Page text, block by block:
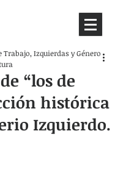
“los de
histórica
Izquierdo.
Trabajo, Izquierdas y Género